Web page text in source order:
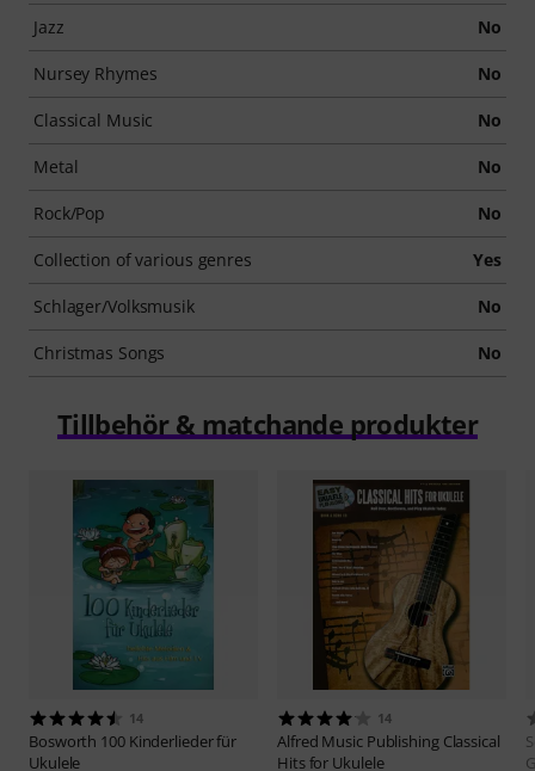
Jazz No
Nursey Rhymes No
Classical Music No
Metal No
Rock/Pop No
Collection of various genres Yes
Schlager/Volksmusik No
Christmas Songs No
Tillbehör & matchande produkter
14
Bosworth 100 Kinderlieder für
Ukulele
14
Alfred Music Publishing Classical
Hits for Ukulele